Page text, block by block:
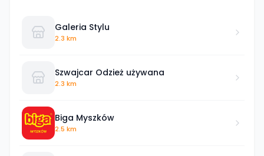
Galeria Stylu
2.3 km
Szwajcar Odzież używana
2.3 km
Biga Myszków
2.5 km